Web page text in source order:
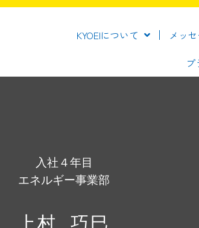
KYOEIについて
メッ
入社４年目
エネルギー事業部
上村 巧巳